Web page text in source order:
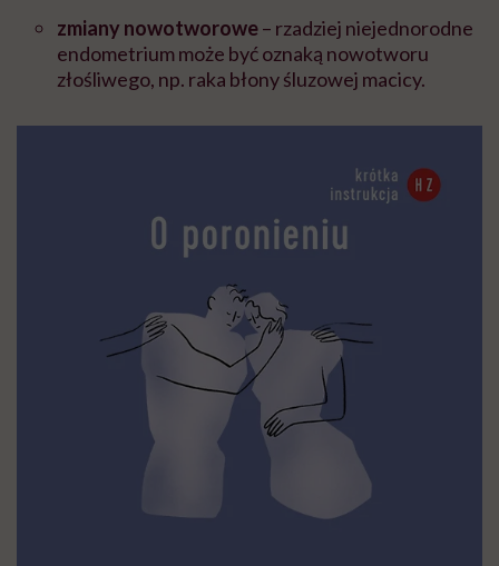
zmiany nowotworowe– rzadziej niejednorodne
endometrium może być oznaką nowotworu
złośliwego, np. raka błony śluzowej macicy.